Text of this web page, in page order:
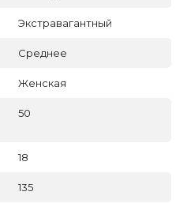
Экстравагантный
Среднее
Женская
50
18
135